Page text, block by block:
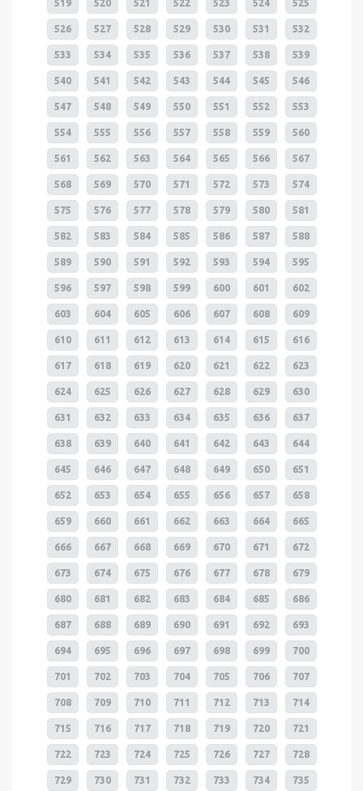
519 520 521 522 523 524 525
526 527 528 529 530 531 532
533 534 535 536 537 538 539
540 541 542 543 544 545 546
547 548 549 550 551 552 553
554 555 556 557 558 559 560
561 562 563 564 565 566 567
568 569 570 571 572 573 574
575 576 577 578 579 580 581
582 583 584 585 586 587 588
589 590 591 592 593 594 595
596 597 598 599 600 601 602
603 604 605 606 607 608 609
610 611 612 613 614 615 616
617 618 619 620 621 622 623
624 625 626 627 628 629 630
631 632 633 634 635 636 637
638 639 640 641 642 643 644
645 646 647 648 649 650 651
652 653 654 655 656 657 658
659 660 661 662 663 664 665
666 667 668 669 670 671 672
673 674 675 676 677 678 679
680 681 682 683 684 685 686
687 688 689 690 691 692 693
694 695 696 697 698 699 700
701 702 703 704 705 706 707
708 709 710 711 712 713 714
715 716 717 718 719 720 721
722 723 724 725 726 727 728
729 730 731 732 733 734 735